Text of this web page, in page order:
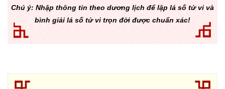
Chú ý: Nhập thông tin theo dương lịch để lập lá số tử vi và
bình giải lá số tử vi trọn đời được chuẩn xác!